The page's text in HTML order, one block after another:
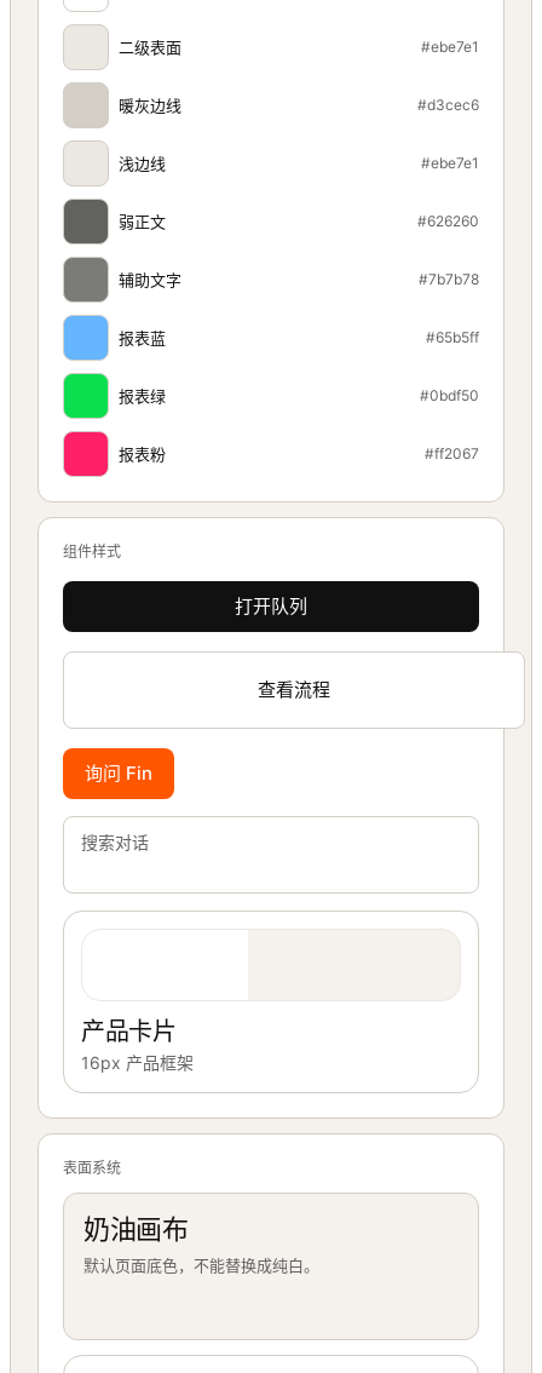
二级表面 #ebe7e1
暖灰边线 #d3cec6
浅边线 #ebe7e1
弱正文 #626260
辅助文字 #7b7b78
报表蓝 #65b5ff
报表绿 #0bdf50
报表粉 #ff2067
组件样式
打开队列
查看流程
询问 Fin
搜索对话
产品卡片
16px 产品框架
表面系统
奶油画布
默认页面底色，不能替换成纯白。